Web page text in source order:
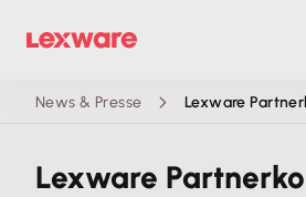
News & Presse Lexware
Lexware